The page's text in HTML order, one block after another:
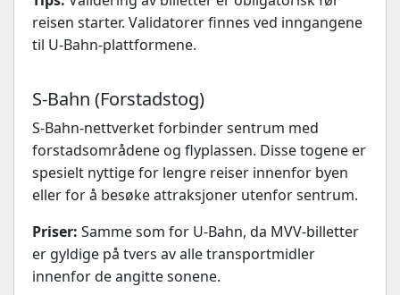
reisen starter. Validatorer finnes ved inngangene
til U-Bahn-plattformene.
S-Bahn (Forstadstog)
S-Bahn-nettverket forbinder sentrum med
forstadsområdene og flyplassen. Disse togene er
spesielt nyttige for lengre reiser innenfor byen
eller for å besøke attraksjoner utenfor sentrum.
Priser: Samme som for U-Bahn, da MVV-billetter
er gyldige på tvers av alle transportmidler
innenfor de angitte sonene.